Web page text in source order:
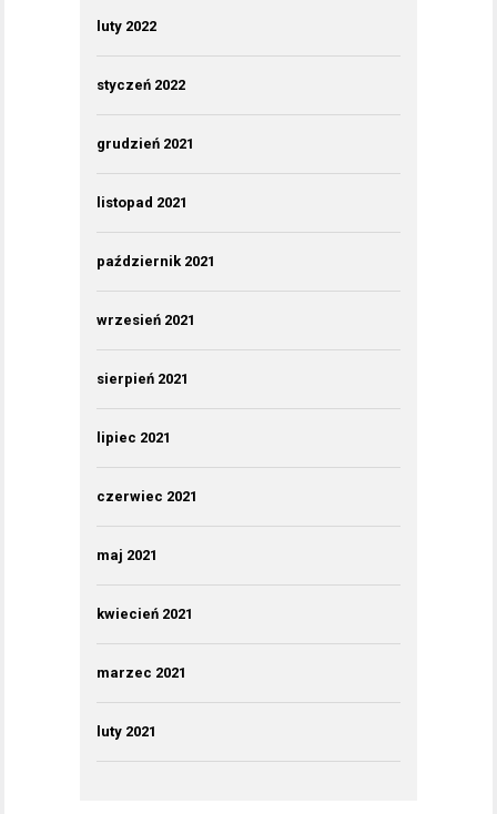
luty 2022
styczeń 2022
grudzień 2021
listopad 2021
październik 2021
wrzesień 2021
sierpień 2021
lipiec 2021
czerwiec 2021
maj 2021
kwiecień 2021
marzec 2021
luty 2021